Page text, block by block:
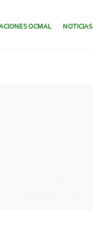
OCMAL NOTICIAS